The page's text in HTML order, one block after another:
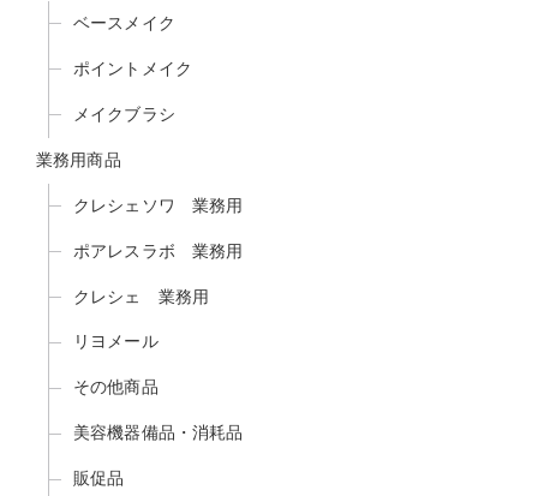
ベースメイク
ポイントメイク
メイクブラシ
業務用商品
クレシェソワ 業務用
ポアレスラボ 業務用
クレシェ 業務用
リヨメール
その他商品
美容機器備品・消耗品
販促品